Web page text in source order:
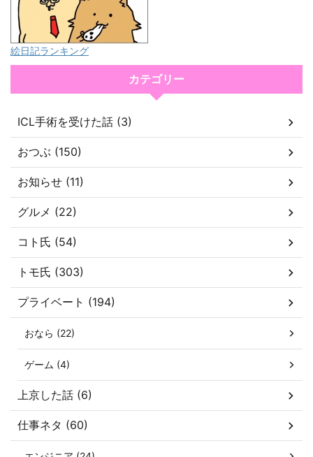
絵日記ランキング
カテゴリー
ICL手術を受けた話 (3)
おつぶ (150)
お知らせ (11)
グルメ (22)
コト氏 (54)
トモ氏 (303)
プライベート (194)
おなら (22)
ゲーム (4)
上京した話 (6)
仕事ネタ (60)